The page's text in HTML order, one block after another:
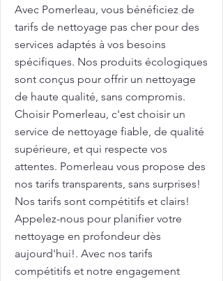
Avec Pomerleau, vous bénéficiez de
tarifs de nettoyage pas cher pour des
services adaptés à vos besoins
spécifiques. Nos produits écologiques
sont conçus pour offrir un nettoyage
de haute qualité, sans compromis.
Choisir Pomerleau, c'est choisir un
service de nettoyage fiable, de qualité
supérieure, et qui respecte vos
attentes. Pomerleau vous propose des
nos tarifs transparents, sans surprises!
Nos tarifs sont compétitifs et clairs!
Appelez-nous pour planifier votre
nettoyage en profondeur dès
aujourd'hui!. Avec nos tarifs
compétitifs et notre engagement